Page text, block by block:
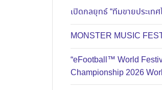
เปิดกลยุทธ์ “ทีมขายประเท
MONSTER MUSIC
“eFootball™ World
Championship 2026